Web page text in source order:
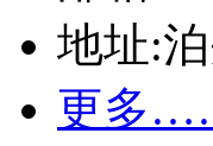
地址:
更多